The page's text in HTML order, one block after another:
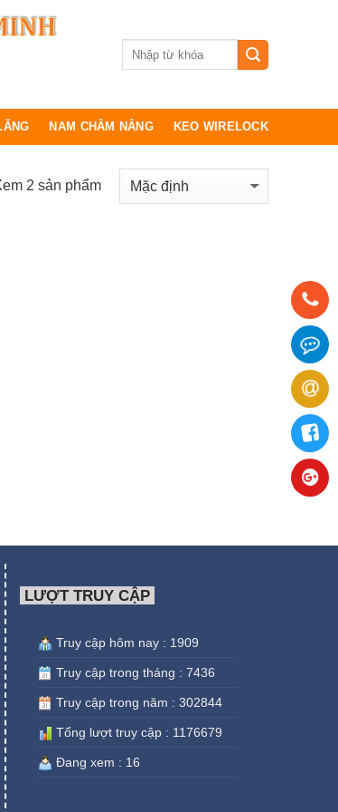
NAM CHÂM NÂNG KEO WIRELOCK
2 sản phẩm
LƯỢT TRUY CẬP
Truy cập hôm nay : 1909
Truy cập trong tháng : 7436
Truy cập trong năm : 302844
Tổng lượt truy cập : 1176679
Đang xem : 16